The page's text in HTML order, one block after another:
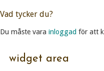
Vad tycker du?
Du måste vara inloggad för att
widget area